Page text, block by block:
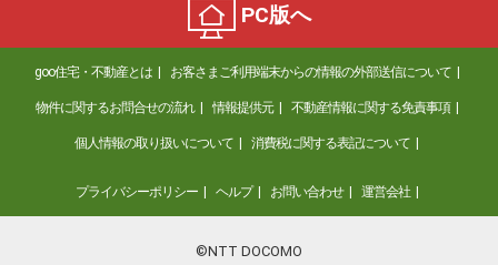
PC版へ
goo住宅・不動産とは お客さまご利用端末からの情報の外部送信について
物件に関するお問合せの流れ 情報提供元 不動産情報に関する免責事項
個人情報の取り扱いについて 消費税に関する表記について
プライバシーポリシー ヘルプ お問い合わせ 運営会社
©NTT DOCOMO